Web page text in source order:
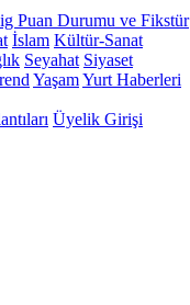
Puan Durumu ve Fikstür
İslam Kültür-Sanat
Seyahat Siyaset
YaşamYurt Haberleri
Üyelik Girişi